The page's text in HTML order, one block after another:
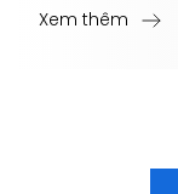
Xem thêm